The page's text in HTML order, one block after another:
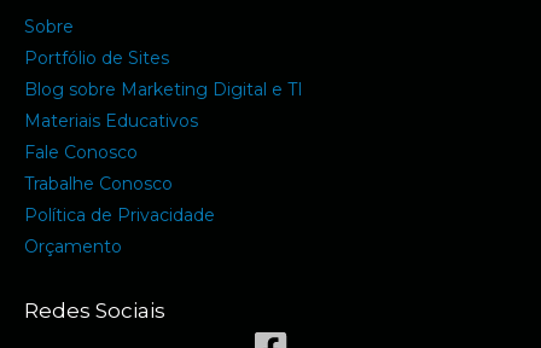
Sobre
Portfólio de Sites
Blog sobre Marketing Digital e TI
Materiais Educativos
Fale Conosco
Trabalhe Conosco
Política de Privacidade
Orçamento
Redes Sociais